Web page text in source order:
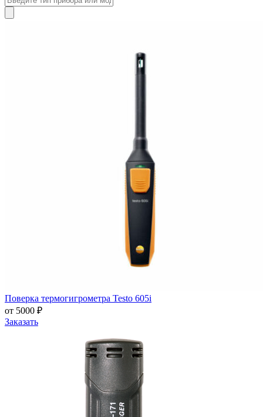
Поверка термогигрометра Testo 605i
от 5000 ₽
Заказать